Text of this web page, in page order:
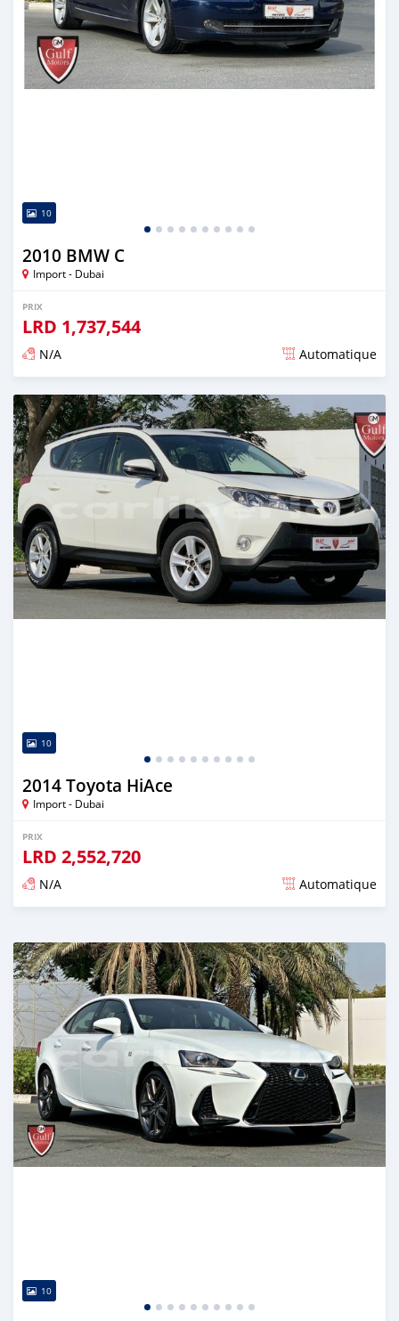
10
2010 BMW C
Import - Dubai
PRIX
LRD 1,737,544
N/A Automatique
Publié il y a presque 6 ans
10
2014 Toyota HiAce
Import - Dubai
PRIX
LRD 2,552,720
N/A Automatique
10